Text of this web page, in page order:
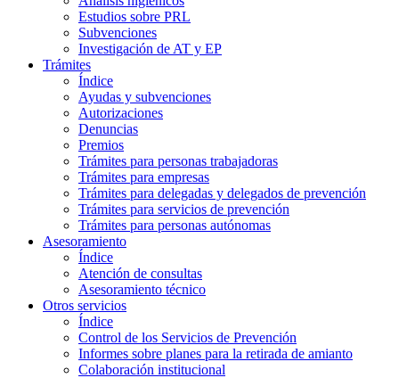
Estudios sobre PRL
Subvenciones
Investigación de AT y EP
Trámites
Índice
Ayudas y subvenciones
Autorizaciones
Denuncias
Premios
Trámites para personas trabajadoras
Trámites para empresas
Trámites para delegadas y delegados de prevención
Trámites para servicios de prevención
Trámites para personas autónomas
Asesoramiento
Índice
Atención de consultas
Asesoramiento técnico
Otros servicios
Índice
Control de los Servicios de Prevención
Informes sobre planes para la retirada de amianto
Colaboración institucional